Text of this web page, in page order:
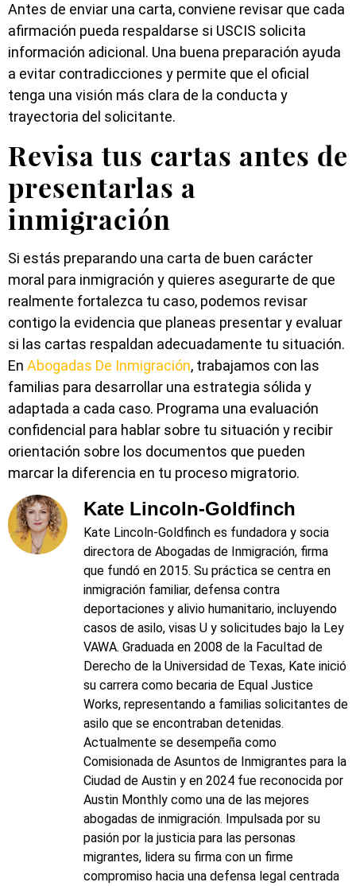
Antes de enviar una carta, conviene revisar que cada
afirmación pueda respaldarse si USCIS solicita
información adicional. Una buena preparación ayuda
a evitar contradicciones y permite que el oficial
tenga una visión más clara de la conducta y
trayectoria del solicitante.
Revisa tus cartas antes de
presentarlas a
inmigración
Si estás preparando una carta de buen carácter
moral para inmigración y quieres asegurarte de que
realmente fortalezca tu caso, podemos revisar
contigo la evidencia que planeas presentar y evaluar
si las cartas respaldan adecuadamente tu situación.
En Abogadas De Inmigración, trabajamos con las
familias para desarrollar una estrategia sólida y
adaptada a cada caso. Programa una evaluación
confidencial para hablar sobre tu situación y recibir
orientación sobre los documentos que pueden
marcar la diferencia en tu proceso migratorio.
Kate Lincoln-Goldfinch
Kate Lincoln‑Goldfinch es fundadora y socia
directora de Abogadas de Inmigración, firma
que fundó en 2015. Su práctica se centra en
inmigración familiar, defensa contra
deportaciones y alivio humanitario, incluyendo
casos de asilo, visas U y solicitudes bajo la Ley
VAWA. Graduada en 2008 de la Facultad de
Derecho de la Universidad de Texas, Kate inició
su carrera como becaria de Equal Justice
Works, representando a familias solicitantes de
asilo que se encontraban detenidas.
Actualmente se desempeña como
Comisionada de Asuntos de Inmigrantes para la
Ciudad de Austin y en 2024 fue reconocida por
Austin Monthly como una de las mejores
abogadas de inmigración. Impulsada por su
pasión por la justicia para las personas
migrantes, lidera su firma con un firme
compromiso hacia una defensa legal centrada